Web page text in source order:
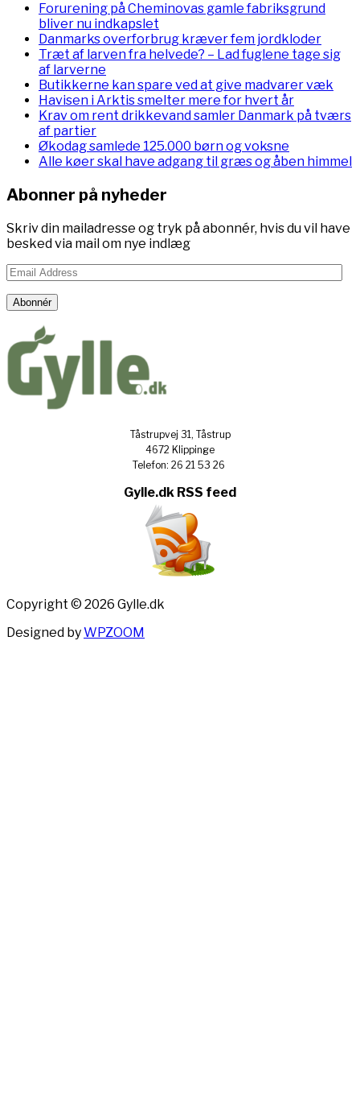
Forurening på Cheminovas gamle fabriksgrund
bliver nu indkapslet
Danmarks overforbrug kræver fem jordkloder
Træt af larven fra helvede? – Lad fuglene tage sig
af larverne
Butikkerne kan spare ved at give madvarer væk
Havisen i Arktis smelter mere for hvert år
Krav om rent drikkevand samler Danmark på tværs
af partier
Økodag samlede 125.000 børn og voksne
Alle køer skal have adgang til græs og åben himmel
Abonner på nyheder
Skriv din mailadresse og tryk på abonnér, hvis du vil have
besked via mail om nye indlæg
Email
Abonnér
Tåstrupvej 31, Tåstrup
4672 Klippinge
Telefon: 26 21 53 26
Gylle.dk RSS feed
Copyright © 2026 Gylle.dk
Designed byWPZOOM